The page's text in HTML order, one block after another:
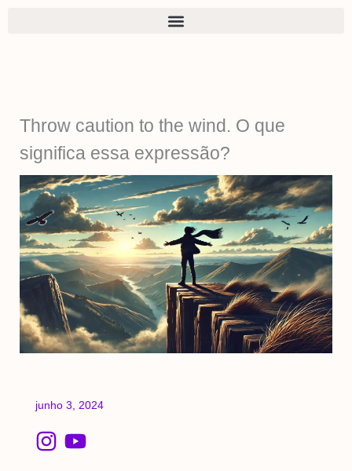
Throw caution to the wind. O que
significa essa expressão?
junho 3, 2024
I
Y